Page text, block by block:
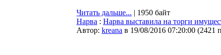
Читать дальше... | 1950 байт
Нарва : Нарва выставила на торги
Автор: kreana в 19/08/2016 07:20:00 (2421